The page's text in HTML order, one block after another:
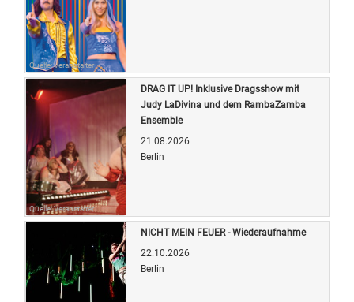
Quelle: Veranstalter
Quelle: Veranstalter
DRAG IT UP! Inklusive Dragsshow mit
Judy LaDivina und dem RambaZamba
Ensemble
21.08.2026
Berlin
NICHT MEIN FEUER - Wiederaufnahme
22.10.2026
Berlin